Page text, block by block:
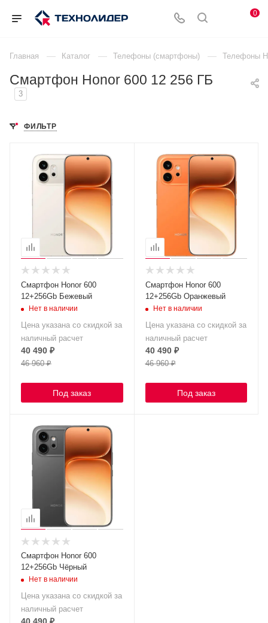
0
Главная — Каталог — Телефоны (смартфоны) — Телефоны
Смартфон Honor 600 12 256 ГБ
3
ФИЛЬТР
Смартфон Honor 600
12+256Gb Бежевый
Нет в наличии
Цена указана со скидкой за
наличный расчет
40 490 ₽
46 960₽
Под заказ
Смартфон Honor 600
12+256Gb Оранжевый
Нет в наличии
Цена указана со скидкой за
наличный расчет
40 490₽
46 960₽
Под заказ
Смартфон Honor 600
12+256Gb Чёрный
Нет в наличии
Цена указана со скидкой за
наличный расчет